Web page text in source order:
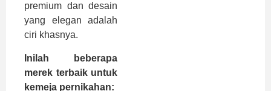
premium dan desain
yang elegan adalah
ciri khasnya.
Inilah beberapa
merek terbaik untuk
kemeja pernikahan: